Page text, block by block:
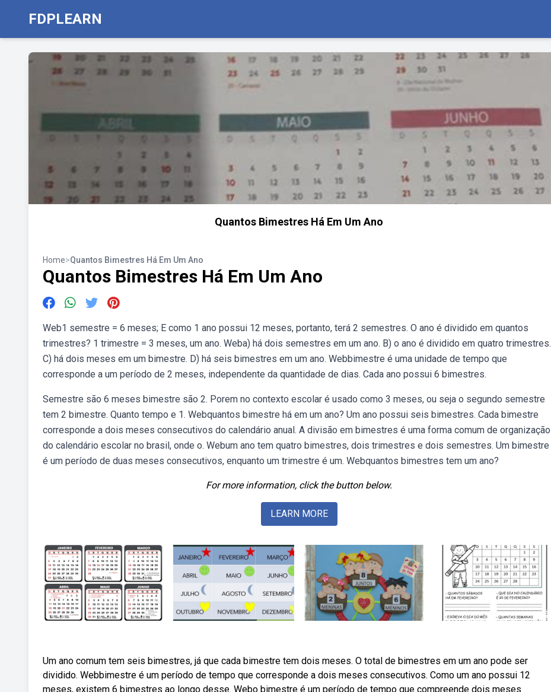
FDPLEARN
Quantos Bimestres Há Em Um Ano
Home>Quantos Bimestres Há Em Um Ano
Quantos Bimestres Há Em Um Ano
Web1 semestre = 6 meses; E como 1 ano possui 12 meses, portanto, terá 2 semestres. O ano é dividido em quantos
trimestres? 1 trimestre = 3 meses, um ano. Weba) há dois semestres em um ano. B) o ano é dividido em quatro trimestres.
C) há dois meses em um bimestre. D) há seis bimestres em um ano. Webbimestre é uma unidade de tempo que
corresponde a um período de 2 meses, independente da quantidade de dias. Cada ano possui 6 bimestres.
Semestre são 6 meses bimestre são 2. Porem no contexto escolar é usado como 3 meses, ou seja o segundo semestre
tem 2 bimestre. Quanto tempo e 1. Webquantos bimestre há em um ano? Um ano possui seis bimestres. Cada bimestre
corresponde a dois meses consecutivos do calendário anual. A divisão em bimestres é uma forma comum de organização
do calendário escolar no brasil, onde o. Webum ano tem quatro bimestres, dois trimestres e dois semestres. Um bimestre
é um período de duas meses consecutivos, enquanto um trimestre é um. Webquantos bimestres tem um ano?
For more information, click the button below.
LEARN MORE
Um ano comum tem seis bimestres, já que cada bimestre tem dois meses. O total de bimestres em um ano pode ser
dividido. Webbimestre é um período de tempo que corresponde a dois meses consecutivos. Como um ano possui 12
meses, existem 6 bimestres ao longo desse. Webo bimestre é um período de tempo que compreende dois meses